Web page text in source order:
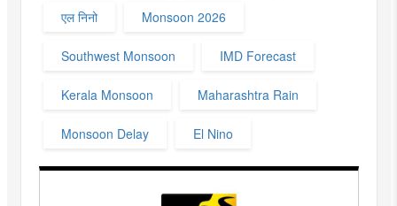
एल निनो Monsoon 2026
Southwest Monsoon IMD Forecast
Kerala Monsoon Maharashtra Rain
Monsoon Delay El Nino